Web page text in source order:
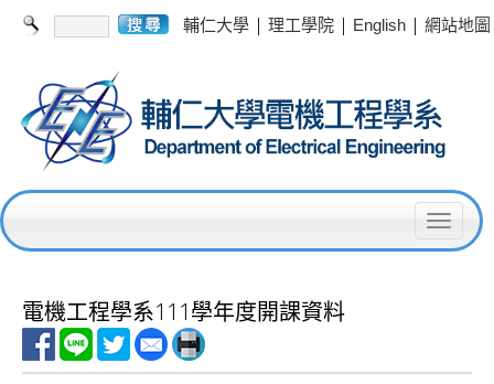
輔仁大學 | 理工學院 | English | 網站地圖
T
l
電機工程學系111學年度開課資料